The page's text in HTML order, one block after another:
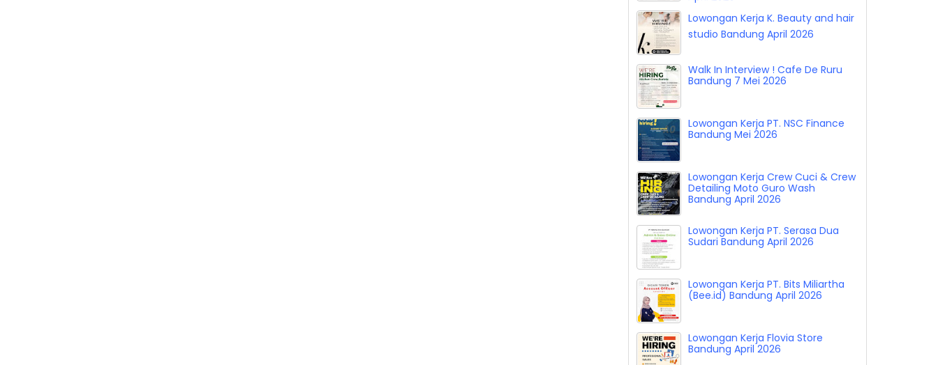
Lowongan Kerja Admin Turly Home
Spa CV. Truly Indonesia Bandung
Lowongan Kerja K. Beauty and hair
studio Bandung April 2026
Walk In Interview ! Cafe De Ruru
Bandung 7 Mei 2026
Lowongan Kerja PT. NSC Finance
Bandung Mei 2026
Lowongan Kerja Crew Cuci & Crew
Detailing Moto Guro Wash
Bandung April 2026
Lowongan Kerja PT. Serasa Dua
Sudari Bandung April 2026
Lowongan Kerja PT. Bits Miliartha
(Bee.id) Bandung April 2026